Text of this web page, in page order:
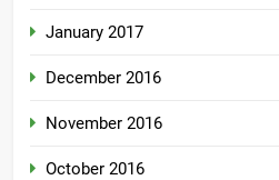
January 2017
December 2016
November 2016
October 2016